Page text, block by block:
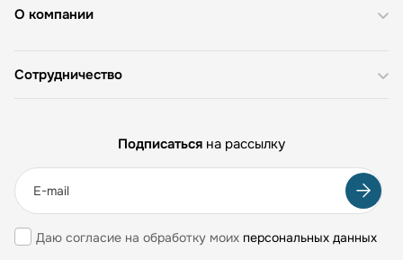
О компании
Сотрудничество
Подписаться на рассылку
Даю согласие на обработку моих персональных данных